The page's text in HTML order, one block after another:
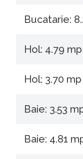
Bucatarie:
Hol: 4.79 mp
Hol: 3.70 mp
Baie: 3.53
Baie: 4.81